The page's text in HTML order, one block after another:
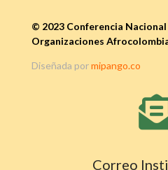
© 2023 Conferencia
Organizaciones
Diseñada pormipango.co
Correo